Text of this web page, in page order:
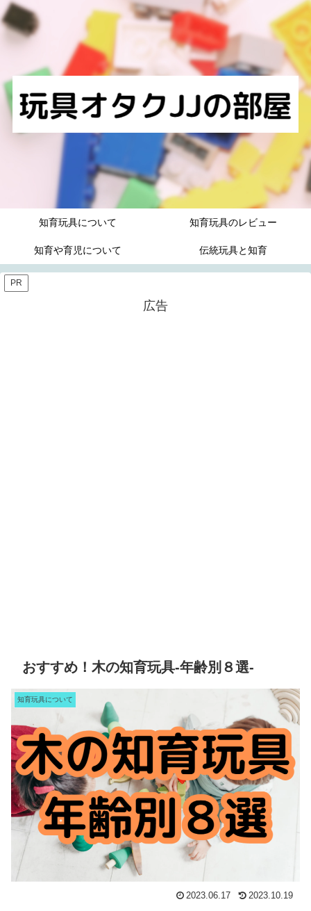
知育玩具について 知育玩具のレビュー
知育や育児について 伝統玩具と知育
PR
広告
おすすめ！木の知育玩具‐年齢別８選‐
知育玩具について
2023.06.17 2023.10.19